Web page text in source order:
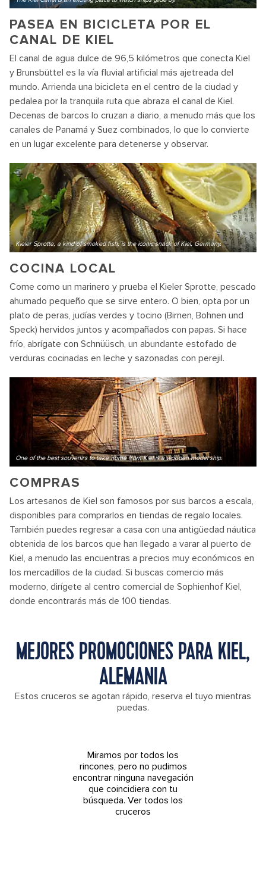
PASEA EN BICICLETA POR EL
CANAL DE KIEL
El canal de agua dulce de 96,5 kilómetros que conecta Kiel
y Brunsbüttel es la vía fluvial artificial más ajetreada del
mundo. Arrienda una bicicleta en el centro de la ciudad y
pedalea por la tranquila ruta que abraza el canal de Kiel.
Decenas de barcos lo cruzan a diario, a menudo más que los
canales de Panamá y Suez combinados, lo que lo convierte
en un lugar excelente para detenerse y observar.
Kieler Sprotte, a kind of smoked fish, is the iconic snack of Kiel, Germany.
COCINA LOCAL
Come como un marinero y prueba el Kieler Sprotte, pescado
ahumado pequeño que se sirve entero. O bien, opta por un
plato de peras, judías verdes y tocino (Birnen, Bohnen und
Speck) hervidos juntos y acompañados con papas. Si hace
frío, abrígate con Schnüüsch, un abundante estofado de
verduras cocinadas en leche y sazonadas con perejil.
One of the best souvenirs to take home from Kiel is a wooden model ship.
COMPRAS
Los artesanos de Kiel son famosos por sus barcos a escala,
disponibles para comprarlos en tiendas de regalo locales.
También puedes regresar a casa con una antigüedad náutica
obtenida de los barcos que han llegado a varar al puerto de
Kiel, a menudo las encuentras a precios muy económicos en
los mercadillos de la ciudad. Si buscas comercio más
moderno, dirígete al centro comercial de Sophienhof Kiel,
donde encontrarás más de 100 tiendas.
MEJORES PROMOCIONES PARA KIEL,
ALEMANIA
Estos cruceros se agotan rápido, reserva el tuyo mientras
puedas.
Miramos por todos los
rincones, pero no pudimos
encontrar ninguna navegación
que coincidiera con tu
búsqueda. Ver todos los
cruceros